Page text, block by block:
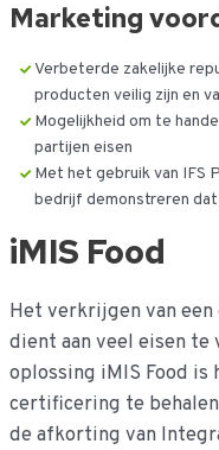
Marketing
Verbeterde zakelijke
producten veilig zijn en
Mogelijkheid om te
partijen eisen
Met het gebruik van IFS
bedrijf demonstreren
iMIS Food
Het verkrijgen van
dient aan veel eisen te
oplossing iMIS Food is
certificering te
de afkorting van